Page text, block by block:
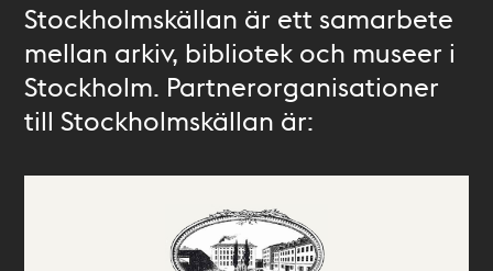
Stockholmskällan är ett samarbete
mellan arkiv, bibliotek och museer i
Stockholm. Partnerorganisationer
till Stockholmskällan är: